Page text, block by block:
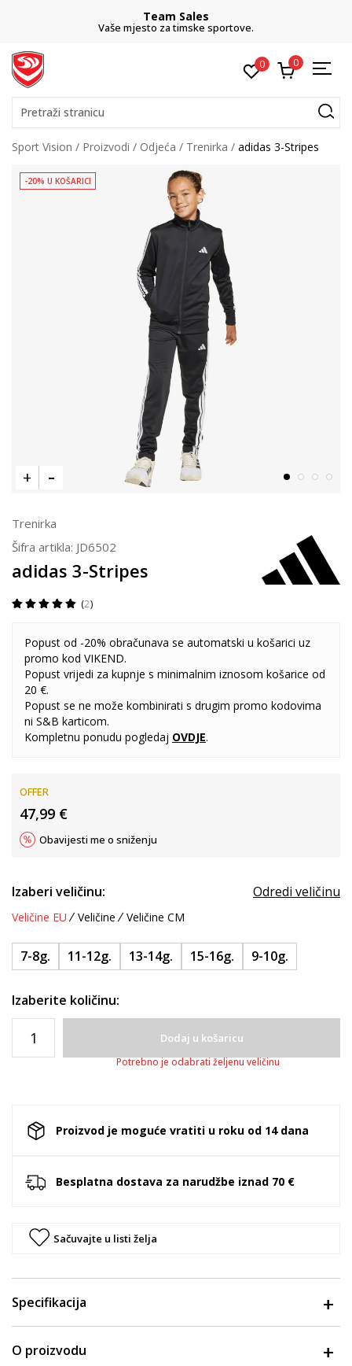
Team Sales
Vaše mjesto za timske sportove.
0 0
Pretraži stranicu
Sport Vision Proizvodi Odjeća Trenirka adidas 3-Stripes
-20% U KOŠARICI
Trenirka
Šifra artikla: JD6502
adidas 3-Stripes
2
Popust od -20% obračunava se automatski u košarici uz
promo kod VIKEND.
Popust vrijedi za kupnje s minimalnim iznosom košarice od
20 €.
Popust se ne može kombinirati s drugim promo kodovima
ni S&B karticom.
Kompletnu ponudu pogledaj OVDJE.
OFFER
47,99 €
Obavijesti me o sniženju
Izaberi veličinu: Odredi veličinu
Veličine EU Veličine Veličine CM
7-8g. 11-12g. 13-14g. 15-16g. 9-10g.
Izaberite količinu:
Dodaj u košaricu
Potrebno je odabrati željenu veličinu
Proizvod je moguće vratiti u roku od 14 dana
Besplatna dostava za narudžbe iznad 70 €
Sačuvajte u listi želja
Specifikacija
O proizvodu